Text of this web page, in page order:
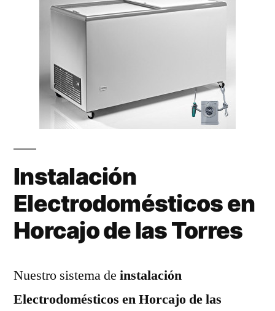
Instalación
Electrodomésticos en
Horcajo de las Torres
Nuestro sistema de instalación
Electrodomésticos en Horcajo de las